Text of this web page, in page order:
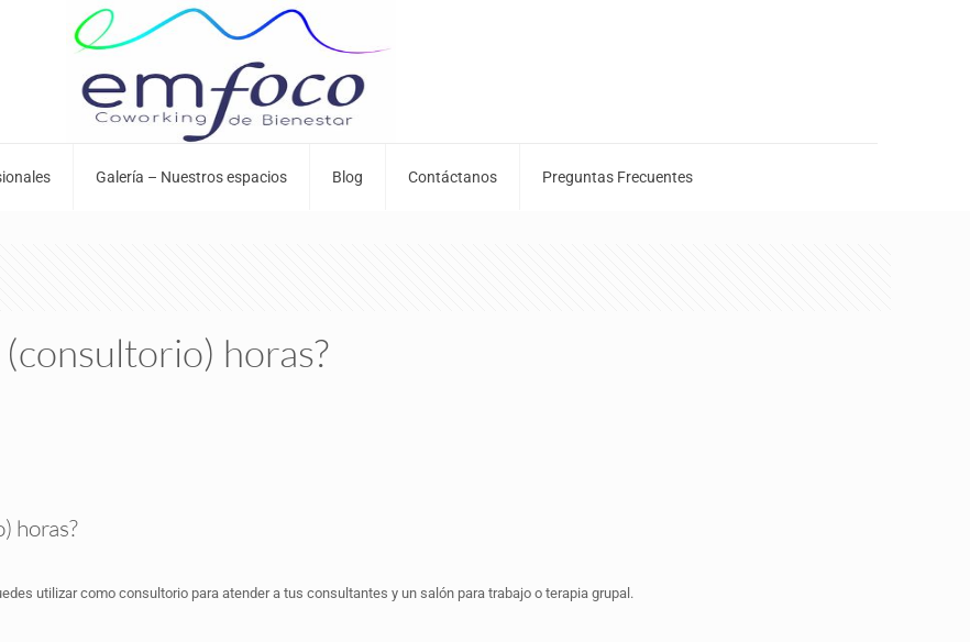
Galería – Nuestros espacios Blog Contáctanos Preguntas Frecuentes
horas?
horas?
utilizar como consultorio para atender a tus consultantes y un salón para trabajo o terapia grupal.